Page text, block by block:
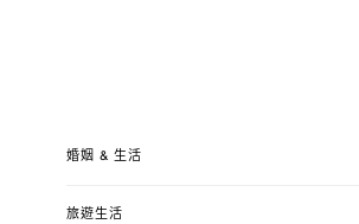
婚姻 & 生活
旅遊生活